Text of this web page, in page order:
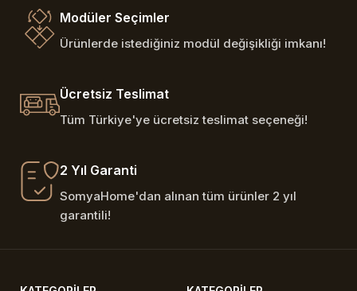
Modüler Seçimler
Ürünlerde istediğiniz modül değişikliği imkanı!
Ücretsiz Teslimat
Tüm Türkiye'ye ücretsiz teslimat seçeneği!
2 Yıl Garanti
SomyaHome'dan alınan tüm ürünler 2 yıl
garantili!